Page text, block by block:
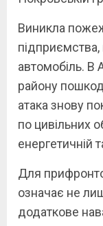
Виникла
підприємства,
автомобіль. В
району
атака знову
по цивільних
енергетичній
Для
означає не
додаткове